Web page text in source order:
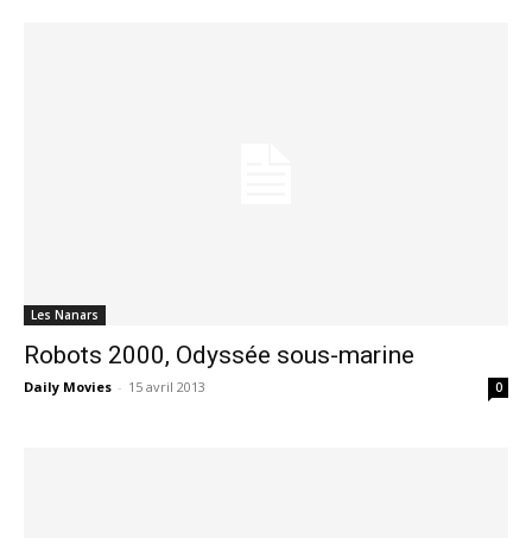
Les Nanars
Robots 2000, Odyssée sous-marine
Daily Movies - 15 avril 2013 0